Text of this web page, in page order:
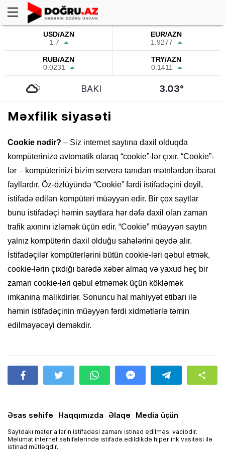
USD/AZN
1.7
EUR/AZN
1.9277
RUB/AZN
0.0231
TRY/AZN
0.1411
BAKI 3.03°
Məxfilik siyasəti
Cookie nədir? – Siz internet saytına daxil olduqda
kompüterinizə avtomatik olaraq “cookie”-lər çıxır. “Cookie”-
lər – kompüterinizi bizim serverə tanıdan mətnlərdən ibarət
fayllardır. Öz-özlüyündə “Cookie” fərdi istifadəçini deyil,
istifadə edilən kompüteri müəyyən edir. Bir çox saytlar
bunu istifadəçi həmin saytlara hər dəfə daxil olan zaman
trafik axınını izləmək üçün edir. “Cookie” müəyyən saytın
yalnız kompüterin daxil olduğu sahələrini qeydə alır.
İstifadəçilər kompüterlərini bütün cookie-ləri qəbul etmək,
cookie-lərin çıxdığı barədə xəbər almaq və yaxud heç bir
zaman cookie-ləri qəbul etməmək üçün kökləmək
imkanına malikdirlər. Sonuncu hal mahiyyət etibarı ilə
həmin istifadəçinin müəyyən fərdi xidmətlərlə təmin
edilməyəcəyi deməkdir.
Əsas səhifə Haqqımızda Əlaqə Media üçün
Saytdakı materialların istifadəsi zamanı istinad edilməsi vacibdir.
Məlumat internet səhifələrində istifadə edildikdə hiperlink vasitəsi ilə
istinad mütləqdir.